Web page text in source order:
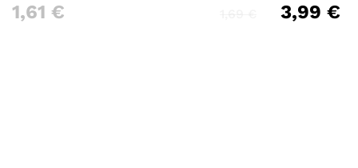
1,61 € 3,99 €